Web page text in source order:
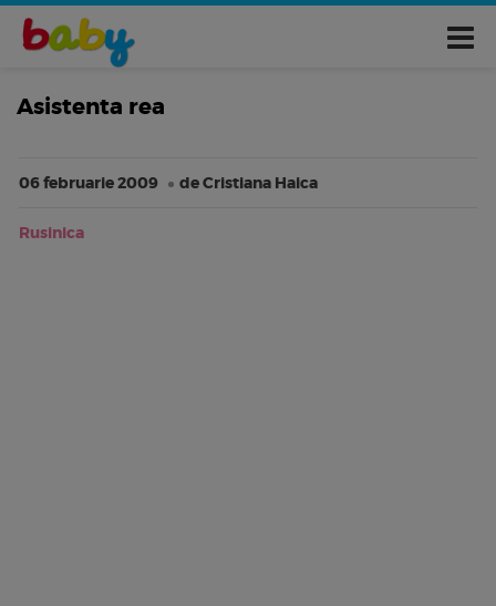
Asistenta rea
06 februarie 2009 de Cristiana Haica
Rusinica